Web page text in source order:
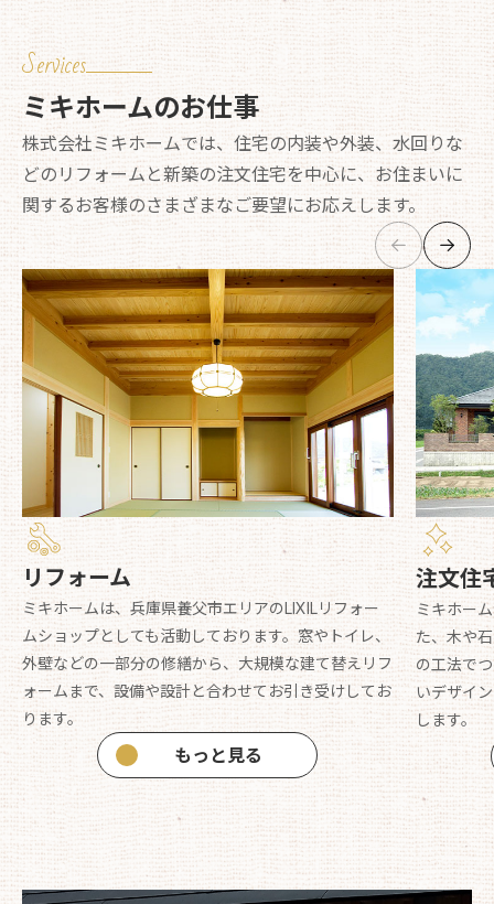
Services
ミキホームのお仕事
株式会社ミキホームでは、住宅の内装や外装、水回りな
どのリフォームと新築の注文住宅を中心に、お住まいに
関するお客様のさまざまなご要望にお応えします。
リフォーム
ミキホームは、兵庫県養父市エリアのLIXILリフォー
ムショップとしても活動しております。窓やトイレ、
外壁などの一部分の修繕から、大規模な建て替えリフ
ォームまで、設備や設計と合わせてお引き受けしてお
ります。
もっと見る
注文住
ミキホー
た、木や
の工法で
いデザイ
します。